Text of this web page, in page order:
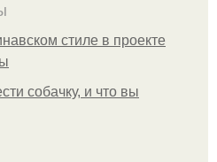
стиле в проекте
собачку, и что вы